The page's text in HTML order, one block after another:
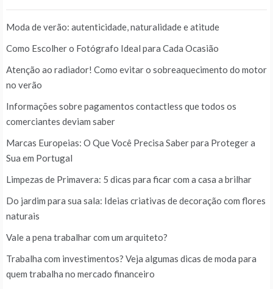
Moda de verão: autenticidade, naturalidade e atitude
Como Escolher o Fotógrafo Ideal para Cada Ocasião
Atenção ao radiador! Como evitar o sobreaquecimento do motor
no verão
Informações sobre pagamentos contactless que todos os
comerciantes deviam saber
Marcas Europeias: O Que Você Precisa Saber para Proteger a
Sua em Portugal
Limpezas de Primavera: 5 dicas para ficar com a casa a brilhar
Do jardim para sua sala: Ideias criativas de decoração com flores
naturais
Vale a pena trabalhar com um arquiteto?
Trabalha com investimentos? Veja algumas dicas de moda para
quem trabalha no mercado financeiro